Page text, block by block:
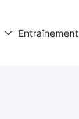
Entraînement